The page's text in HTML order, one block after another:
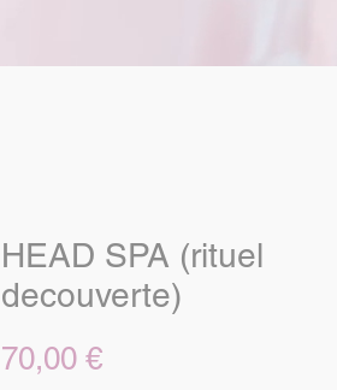
HEAD SPA (rituel
decouverte)
70,00 €Prix